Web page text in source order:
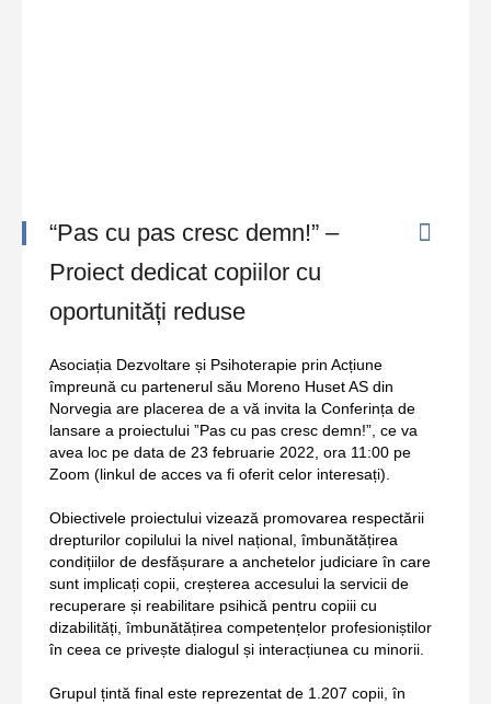
“Pas cu pas cresc demn!” –
Proiect dedicat copiilor cu
oportunități reduse
Asociația Dezvoltare și Psihoterapie prin Acțiune
împreună cu partenerul său Moreno Huset AS din
Norvegia are placerea de a vă invita la Conferința de
lansare a proiectului ”Pas cu pas cresc demn!”, ce va
avea loc pe data de 23 februarie 2022, ora 11:00 pe
Zoom (linkul de acces va fi oferit celor interesați).
Obiectivele proiectului vizează promovarea respectării
drepturilor copilului la nivel național, îmbunătățirea
condițiilor de desfășurare a anchetelor judiciare în care
sunt implicați copii, creșterea accesului la servicii de
recuperare și reabilitare psihică pentru copiii cu
dizabilități, îmbunătățirea competențelor profesioniștilor
în ceea ce privește dialogul și interacțiunea cu minorii.
Grupul țintă final este reprezentat de 1.207 copii, în